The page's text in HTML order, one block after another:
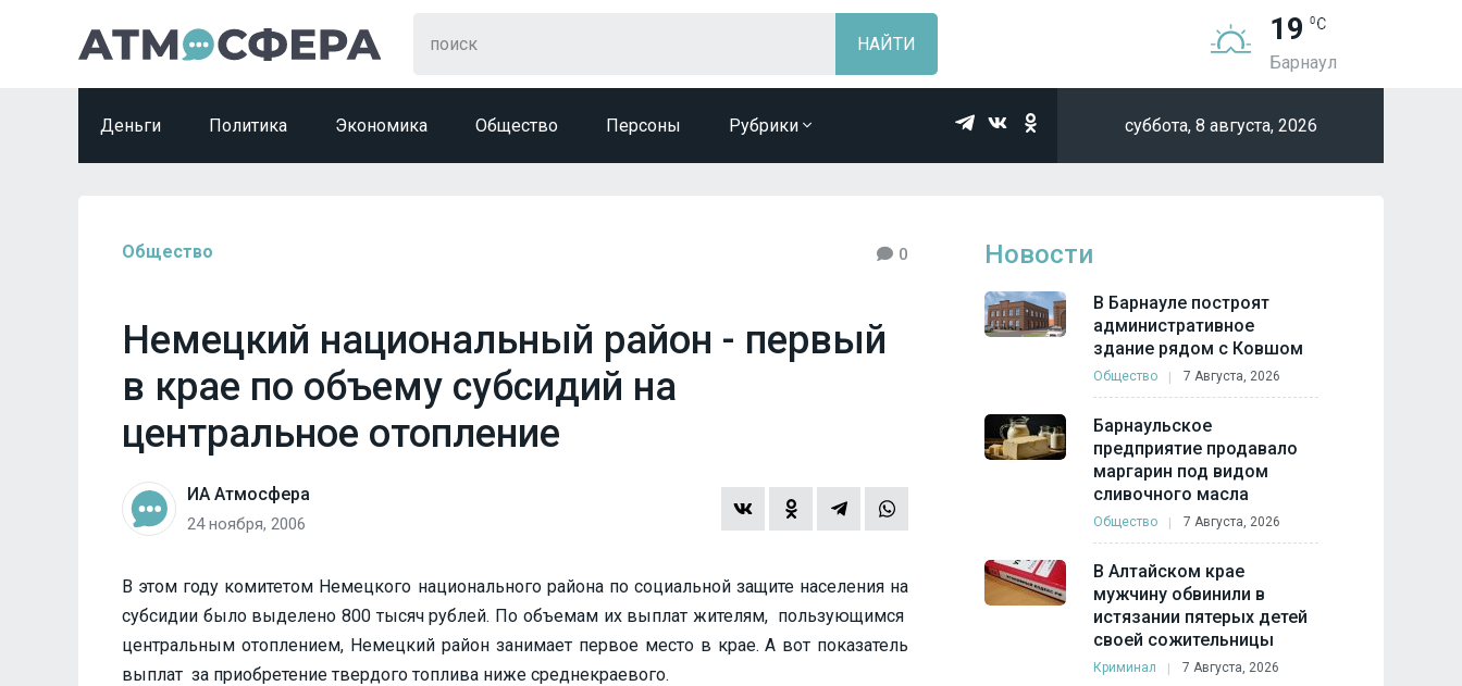
19
Барнаул
Деньги Политика Экономика Общество Персоны Рубрики суббота, 8 августа, 2026
Общество 0
Немецкий национальный район - первый
в крае по объему субсидий на
центральное отопление
ИА Атмосфера
24 ноября, 2006
В этом году комитетом Немецкого национального района по социальной защите населения на
субсидии было выделено 800 тысяч рублей. По объемам их выплат жителям, пользующимся
центральным отоплением, Немецкий район занимает первое место в крае. А вот показатель
выплат за приобретение твердого топлива ниже среднекраевого.
Новости
В Барнауле построят
административное
здание рядом с Ковшом
Общество 7 Августа, 2026
Барнаульское
предприятие продавало
маргарин под видом
сливочного масла
Общество 7 Августа, 2026
В Алтайском крае
мужчину обвинили в
истязании пятерых детей
своей сожительницы
Криминал 7 Августа, 2026